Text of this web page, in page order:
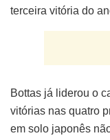
terceira vitória do
Bottas já liderou o
vitórias nas quatro
em solo japonês